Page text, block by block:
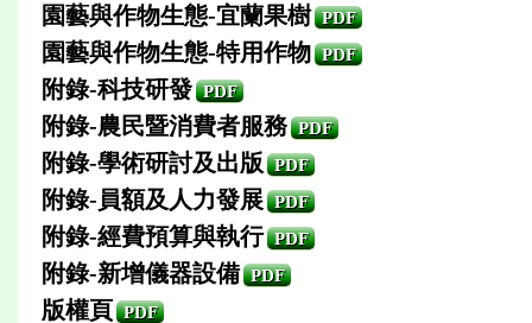
園藝與作物生態-宜蘭果樹 PDF
園藝與作物生態-特用作物 PDF
附錄-科技研發 PDF
附錄-農民暨消費者服務 PDF
附錄-學術研討及出版 PDF
附錄-員額及人力發展 PDF
附錄-經費預算與執行 PDF
附錄-新增儀器設備 PDF
版權頁 PDF